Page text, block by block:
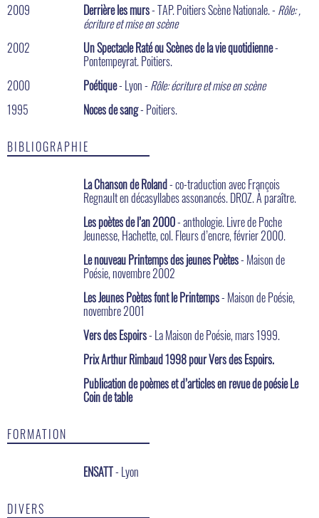
2009 Derrière les murs- TAP. Poitiers Scène Nationale. - Rôle: ,
écriture et mise en scène
2002
Un Spectacle Raté ou Scènes de la vie quotidienne-
Pontempeyrat. Poitiers.
2000
Poétique- Lyon - Rôle: écriture et mise en scène
1995
Noces de sang- Poitiers.
BIBLIOGRAPHIE
La Chanson de Roland- co-traduction avec François
Regnault en décasyllabes assonancés. DROZ. À paraître.
Les poètes de l’an 2000- anthologie. Livre de Poche
Jeunesse, Hachette, col. Fleurs d’encre, février 2000.
Le nouveau Printemps des jeunes Poètes- Maison de
Poésie, novembre 2002
Les Jeunes Poètes font le Printemps- Maison de Poésie,
novembre 2001
Vers des Espoirs- La Maison de Poésie, mars 1999.
Prix Arthur Rimbaud 1998 pour Vers des Espoirs.
Publication de poèmes et d’articles en revue de poésie Le
Coin de table
FORMATION
ENSATT- Lyon
DIVERS